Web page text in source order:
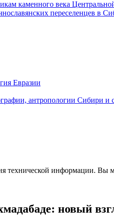
каменного века
переселенцев в
Евразии
антропологии Сибири и
технической информации. Вы
новый